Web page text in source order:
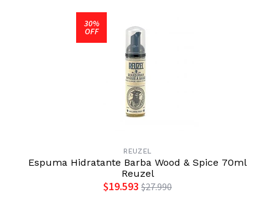
30%
OFF
REUZEL
Espuma Hidratante Barba Wood & Spice 70ml
Reuzel
$19.593 $27.990